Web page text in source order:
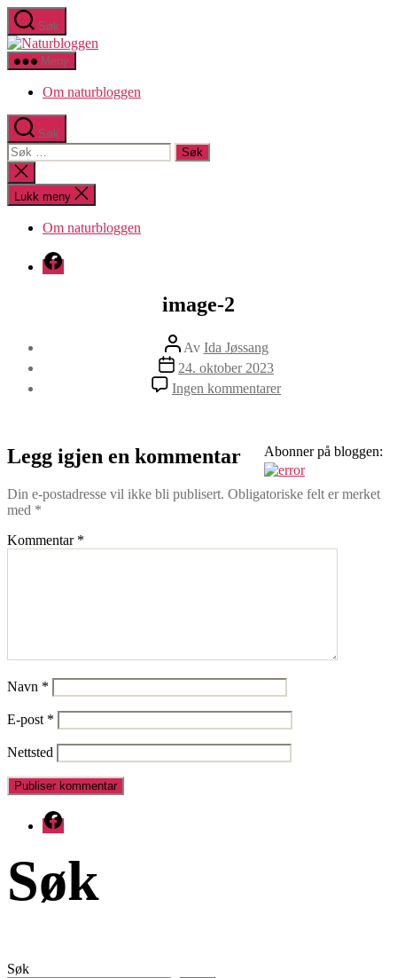
Hopp
til
innholdet
Søk
Meny
Om naturbloggen
Søk
Søk
etter:
Lukk
søk
Lukk meny
Om naturbloggen
Facebook
image-2
Innleggsforfatter
Av Ida Jøssang
Publiseringsdato
24. oktober 2023
Ingen kommentarertil
image-
Abonner på bloggen:
Legg igjen en kommentar
Din e-postadresse vil ikke bli publisert. Obligatoriske felt er merket
med *
Kommentar *
Navn *
E-post *
Nettsted
Facebook
Søk
Søk